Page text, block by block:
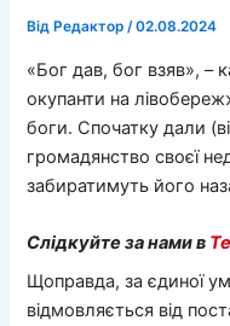
Від Редактор/02.08.2024
«Бог дав, бог взяв», –
окупанти на
боги. Спочатку дали
громадянство своєї
забиратимуть його
Слідкуйте за нами в
Щоправда, за єдиної
відмовляється від